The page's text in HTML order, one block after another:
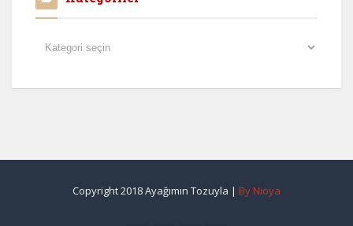
Kategoriler
Copyright 2018 Ayağımın Tozuyla | By Nioya